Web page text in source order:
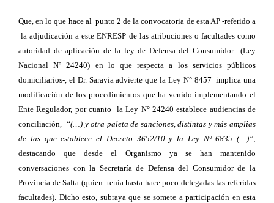
Que, en lo que hace al punto 2 de la convocatoria de esta AP -referido a
la adjudicación a este ENRESP de las atribuciones o facultades como
autoridad de aplicación de la ley de Defensa del Consumidor (Ley
Nacional Nº 24240) en lo que respecta a los servicios públicos
domiciliarios-, el Dr. Saravia advierte que la Ley N° 8457 implica una
modificación de los procedimientos que ha venido implementando el
Ente Regulador, por cuanto la Ley N° 24240 establece audiencias de
conciliación, “(…) y otra paleta de sanciones, distintas y más amplias
de las que establece el Decreto 3652/10 y la Ley Nº 6835 (…)”;
destacando que desde el Organismo ya se han mantenido
conversaciones con la Secretaría de Defensa del Consumidor de la
Provincia de Salta (quien tenía hasta hace poco delegadas las referidas
facultades). Dicho esto, subraya que se somete a participación en esta